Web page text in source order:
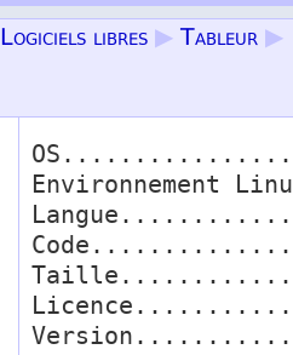
Logiciels libres ▶ Tableur ▶
Environnement